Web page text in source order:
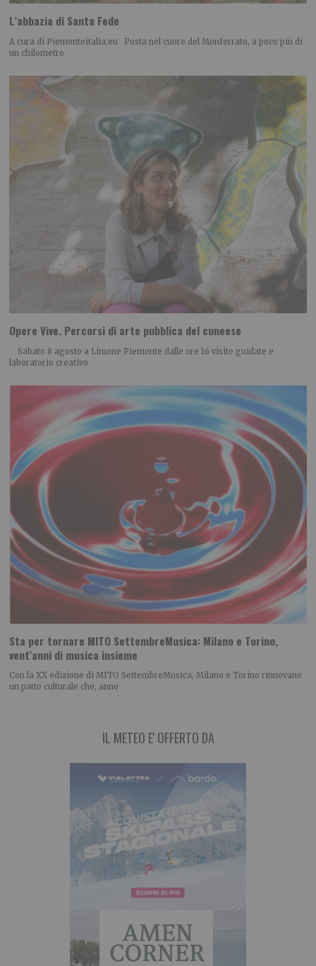
L’abbazia di Santa Fede
A cura di Piemonteitalia.eu Posta nel cuore del Monferrato, a poco più di
un chilometro
Opere Vive. Percorsi di arte pubblica del cuneese
Sabato 8 agosto a Limone Piemonte dalle ore 16 visite guidate e
laboratorio creativo
Sta per tornare MITO SettembreMusica: Milano e Torino,
vent’anni di musica insieme
Con la XX edizione di MITO SettembreMusica, Milano e Torino rinnovano
un patto culturale che, anno
IL METEO E' OFFERTO DA